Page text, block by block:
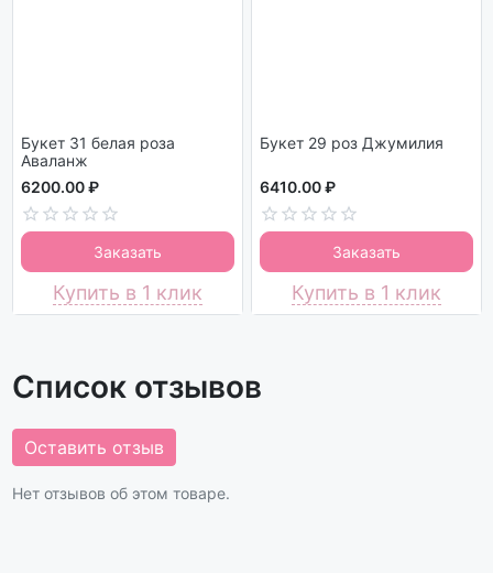
Букет 31 белая роза
Аваланж
6200.00 ₽
Заказать
Купить в 1 клик
Букет 29 роз Джумилия
6410.00 ₽
Заказать
Купить в 1 клик
Список отзывов
Оставить отзыв
Нет отзывов об этом товаре.